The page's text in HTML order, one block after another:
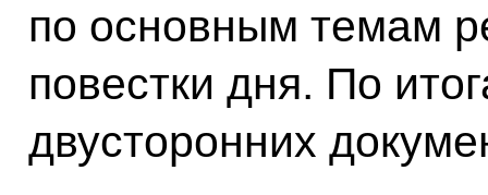
по основным темам
повестки дня. По
двусторонних